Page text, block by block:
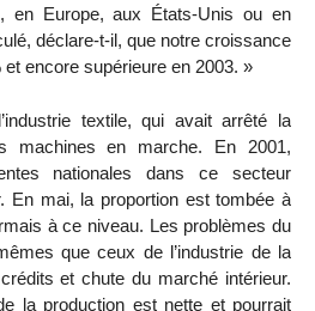
en Europe, aux États-Unis ou en
déclare-t-il, que notre croissance
encore supérieure en 2003. »
textile, qui avait arrêté la
machines en marche. En 2001,
nationales dans ce secteur
En mai, la proportion est tombée à
à ce niveau. Les problèmes du
que ceux de l’industrie de la
et chute du marché intérieur.
la production est nette et pourrait